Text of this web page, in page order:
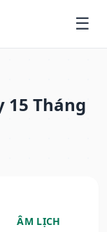
15 Tháng
ÂM LỊCH